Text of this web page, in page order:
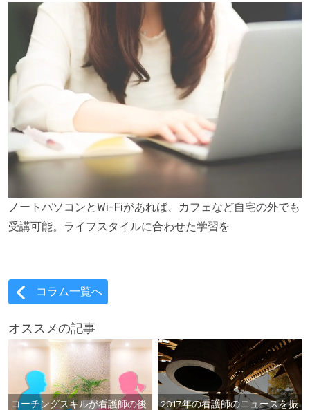
ノートパソコンとWi-Fiがあれば、カフェなど自宅の外でも
受講可能。ライフスタイルに合わせた学習を
コラム一覧へ
オススメの記事
コーチングスキルが看護師の後
2017年の看護師のニュースを振